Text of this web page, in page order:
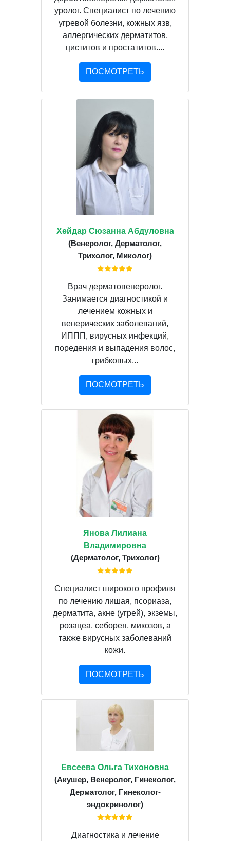
уролог. Специалист по лечению
угревой болезни, кожных язв,
аллергических дерматитов,
циститов и простатитов....
ПОСМОТРЕТЬ
Хейдар Сюзанна Абдуловна
(Венеролог, Дерматолог,
Трихолог, Миколог)
Врач дерматовенеролог.
Занимается диагностикой и
лечением кожных и
венерических заболеваний,
ИППП, вирусных инфекций,
поредения и выпадения волос,
грибковых...
ПОСМОТРЕТЬ
Янова Лилиана
Владимировна
(Дерматолог, Трихолог)
Специалист широкого профиля
по лечению лишая, псориаза,
дерматита, акне (угрей), экземы,
розацеа, себорея, микозов, а
также вирусных заболеваний
кожи.
ПОСМОТРЕТЬ
Евсеева Ольга Тихоновна
(Акушер, Венеролог, Гинеколог,
Дерматолог, Гинеколог-
эндокринолог)
Диагностика и лечение